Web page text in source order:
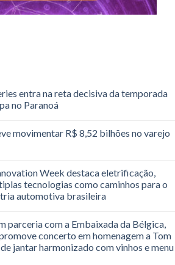
entra na reta decisiva da temporada
no Paranoá
movimentar R$ 8,52 bilhões no varejo
Week destaca eletrificação,
tecnologias como caminhos para o
automotiva brasileira
parceria com a Embaixada da Bélgica,
concerto em homenagem a Tom
jantar harmonizado com vinhos e menu